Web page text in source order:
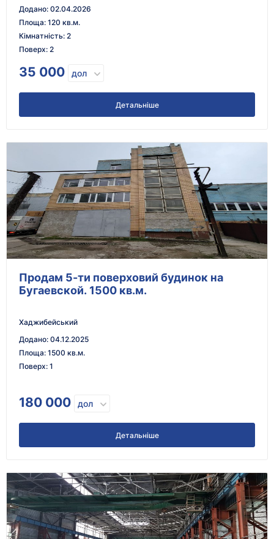
Додано: 02.04.2026
Площа: 120 кв.м.
Кімнатність: 2
Поверх: 2
35 000 дол
Детальніше
Продам 5-ти поверховий будинок на
Бугаевской. 1500 кв.м.
Хаджибейський
Додано: 04.12.2025
Площа: 1500 кв.м.
Поверх: 1
180 000 дол
Детальніше